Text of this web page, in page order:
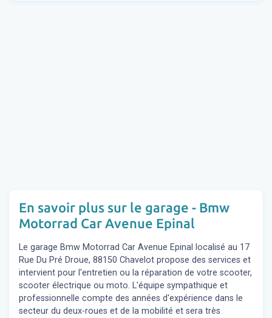
En savoir plus sur le garage - Bmw
Motorrad Car Avenue Epinal
Le garage Bmw Motorrad Car Avenue Epinal localisé au 17
Rue Du Pré Droue, 88150 Chavelot propose des services et
intervient pour l'entretien ou la réparation de votre scooter,
scooter électrique ou moto. L'équipe sympathique et
professionnelle compte des années d'expérience dans le
secteur du deux-roues et de la mobilité et sera très